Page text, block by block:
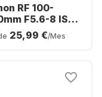
RF 100-
F5.6-8 IS
25,99 €/Mes